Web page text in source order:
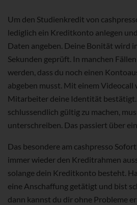
Um den Studienkredit von
lediglich ein Kreditkonto anlegen
Daten angeben. Deine Bonität wird
Sekunden geprüft. In manchen
werden, dass du noch einen
abgeben musst. Mit einem Videocall
Mitarbeiter deine Identität
schlussendlich gültig zu machen,
unterschreiben. Das passiert über
Das besondere am cashpresso
immer wieder den Kreditrahmen
solange dein Kreditkonto besteht.
eine Anschaffung getätigt und bist
dann kannst du dir ohne Probleme